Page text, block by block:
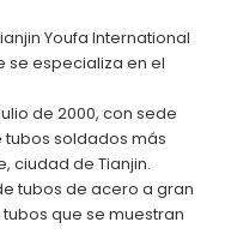
Youfa International
se especializa en el
de 2000, con sede
soldados más
ciudad de Tianjin.
tubos de acero a gran
que se muestran